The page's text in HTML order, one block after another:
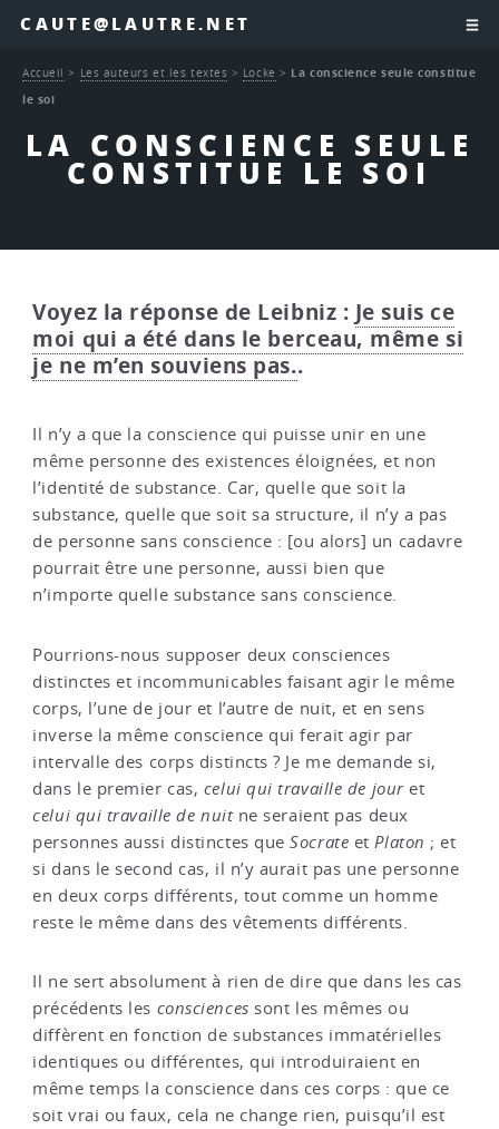
CAUTE@LAUTRE.NET
LA CONSCIENCE SEULE
CONSTITUE LE SOI
Accueil > Les auteurs et les textes > Locke > La conscience seule constitue
le soi
Voyez la réponse de Leibniz : Je suis ce
moi qui a été dans le berceau, même si
je ne m’en souviens pas..
Il n’y a que la conscience qui puisse unir en une
même personne des existences éloignées, et non
l’identité de substance. Car, quelle que soit la
substance, quelle que soit sa structure, il n’y a pas
de personne sans conscience : [ou alors] un cadavre
pourrait être une personne, aussi bien que
n’importe quelle substance sans conscience.
Pourrions-nous supposer deux consciences
distinctes et incommunicables faisant agir le même
corps, l’une de jour et l’autre de nuit, et en sens
inverse la même conscience qui ferait agir par
intervalle des corps distincts ? Je me demande si,
dans le premier cas, celui qui travaille de jouret
celui qui travaille de nuitne seraient pas deux
personnes aussi distinctes queSocrate et Platon ; et
si dans le second cas, il n’y aurait pas une personne
en deux corps différents, tout comme un homme
reste le même dans des vêtements différents.
Il ne sert absolument à rien de dire que dans les cas
précédents les consciences sont les mêmes ou
diffèrent en fonction de substances immatérielles
identiques ou différentes, qui introduiraient en
même temps la conscience dans ces corps : que ce
soit vrai ou faux, cela ne change rien, puisqu’il est